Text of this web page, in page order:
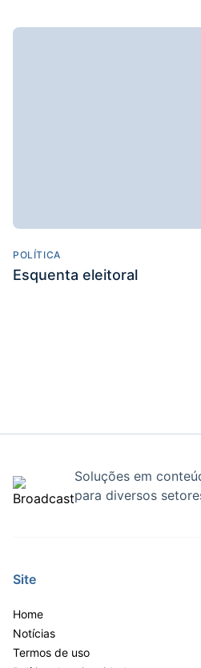
POLÍTICA
Esquenta eleitoral
Soluções em
para diversos
Site
Home
Notícias
Termos de uso